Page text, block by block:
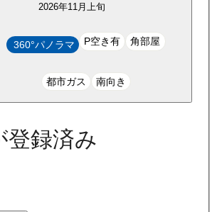
2026年11月上旬
360°パノラマ P空き有 角部屋
都市ガス 南向き
登録済み